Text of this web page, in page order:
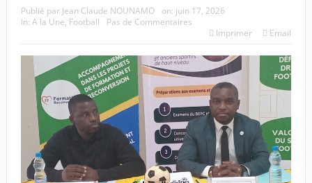
Publié par Jean Claude NOUNAMO on: juin 17, 2026
In: A la Une, Football
Pas de Commentaires
Imprimer
Email